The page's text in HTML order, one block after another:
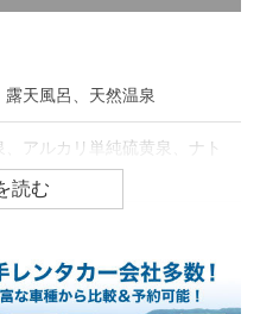
天風呂、天然温泉
、アルカリ単純硫黄泉、ナト